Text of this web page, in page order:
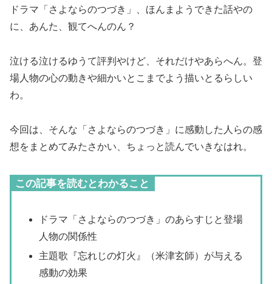
ドラマ「さよならのつづき」、ほんまようできた話やの
に、あんた、観てへんのん？
泣ける泣けるゆうて評判やけど、それだけやあらへん。登
場人物の心の動きや細かいとこまでよう描いとるらしい
わ。
今回は、そんな「さよならのつづき」に感動した人らの感
想をまとめてみたさかい、ちょっと読んでいきなはれ。
この記事を読むとわかること
ドラマ「さよならのつづき」のあらすじと登場
人物の関係性
主題歌『忘れじの灯火』（米津玄師）が与える
感動の効果